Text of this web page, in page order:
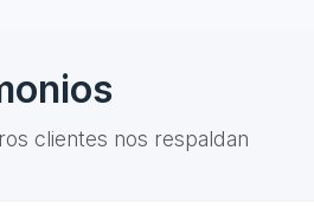
clientes nos respaldan